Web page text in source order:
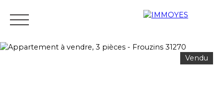
Vendu